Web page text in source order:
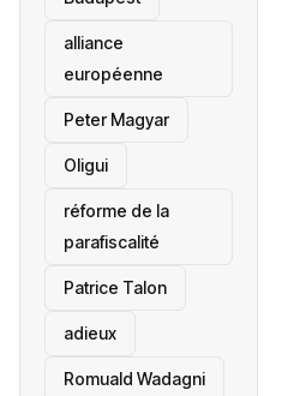
alliance
européenne
Peter Magyar
Oligui
réforme de la
parafiscalité
Patrice Talon
adieux
Romuald Wadagni